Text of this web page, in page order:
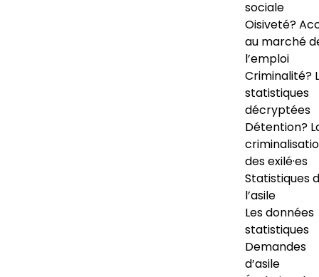
sociale
Oisiveté?
au marché
l’emploi
Criminalité?
statistiques
décryptées
Détention?
des exilé·es
Statistiques
l’asile
Les données
statistiques
Demandes
d’asile